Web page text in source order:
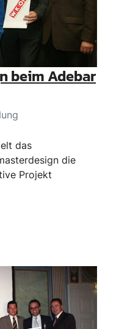
beim Adebar
das
die
Projekt